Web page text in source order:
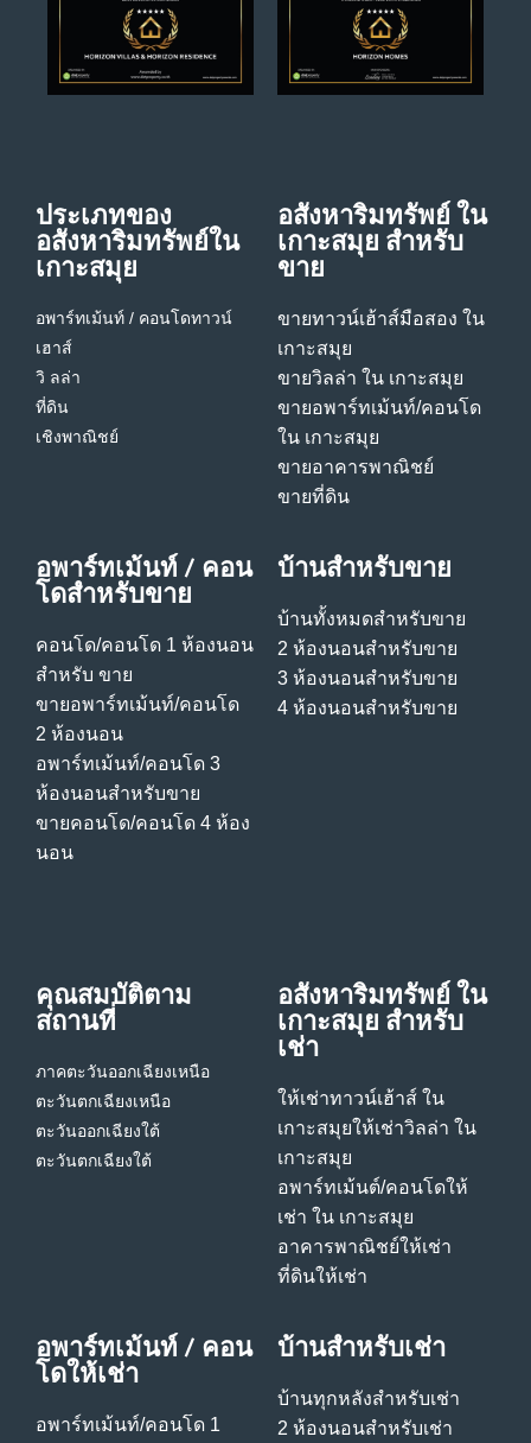
ประเภทของ
อสังหาริมทรัพย์ใน
เกาะสมุย
อพาร์ทเม้นท์ / คอนโดทาวน์
เฮาส์
วิ ลล่า
ที่ดิน
เชิงพาณิชย์
อสังหาริมทรัพย์ ใน
เกาะสมุย สําหรับ
ขาย
ขายทาวน์เฮ้าส์มือสอง ใน
เกาะสมุย
ขายวิลล่า ใน เกาะสมุย
ขายอพาร์ทเม้นท์/คอนโด
ใน เกาะสมุย
ขายอาคารพาณิชย์
ขายที่ดิน
อพาร์ทเม้นท์ / คอน
โดสําหรับขาย
คอนโด/คอนโด 1 ห้องนอน
สําหรับ ขาย
ขายอพาร์ทเม้นท์/คอนโด
2 ห้องนอน
อพาร์ทเม้นท์/คอนโด 3
ห้องนอนสําหรับขาย
ขายคอนโด/คอนโด 4 ห้อง
นอน
บ้านสําหรับขาย
บ้านทั้งหมดสําหรับขาย
2 ห้องนอนสําหรับขาย
3 ห้องนอนสําหรับขาย
4 ห้องนอนสําหรับขาย
คุณสมบัติตาม
สถานที่
ภาคตะวันออกเฉียงเหนือ
ตะวันตกเฉียงเหนือ
ตะวันออกเฉียงใต้
ตะวันตกเฉียงใต้
อสังหาริมทรัพย์ ใน
เกาะสมุย สําหรับ
เช่า
ให้เช่าทาวน์เฮ้าส์ ใน
เกาะสมุยให้เช่าวิลล่า ใน
เกาะสมุย
อพาร์ทเม้นต์/คอนโดให้
เช่า ใน เกาะสมุย
อาคารพาณิชย์ให้เช่า
ที่ดินให้เช่า
อพาร์ทเม้นท์ / คอน
โดให้เช่า
อพาร์ทเม้นท์/คอนโด 1
บ้านสําหรับเช่า
บ้านทุกหลังสําหรับเช่า
2 ห้องนอนสําหรับเช่า